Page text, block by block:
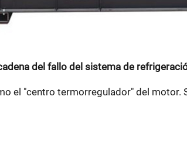
del fallo del sistema de
el "centro termorregulador" del motor.